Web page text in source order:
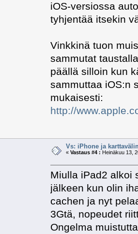
iOS-versiossa
tyhjentää itsekin
Vinkkinä tuon
sammutat
päällä silloin kun
sammuttaa iOS:n
mukaisesti:
http://
Vs: iPhone ja
«Vastaus #4 : Heinäkuu 13,
Miulla iPad2 alkoi
jälkeen kun olin
cachen ja nyt
3Gtä, nopeudet
Ongelma